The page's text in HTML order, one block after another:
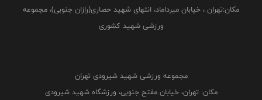
مکان:تهران ، خیابان میرداماد، انتهای شهید حصاری(رازان جنوبی)، مجموعه
ورزشی شهید کشوری
مجموعه ورزشی شهید شیرودی تهران
مکان: تهران، خیابان مفتح جنوبی، ورزشگاه شهید شیرودی